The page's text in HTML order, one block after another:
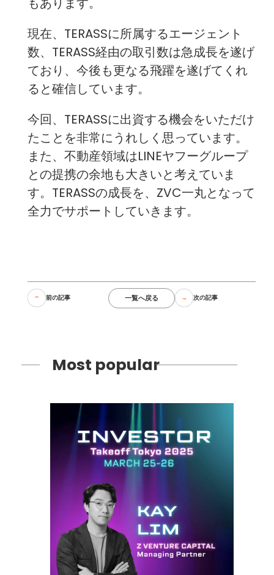
現在、TERASSに所属するエージェント
数、TERASS経由の取引数は急成長を遂げ
ており、今後も更なる飛躍を遂げてくれ
ると確信しています。
今回、TERASSに出資する機会をいただけ
たことを非常にうれしく思っています。
また、不動産領域はLINEヤフーグループ
との提携の余地も大きいと考えていま
す。TERASSの成長を、ZVC一丸となって
全力でサポートしていきます。
前の記事 一覧へ戻る 次の記事
Most popular